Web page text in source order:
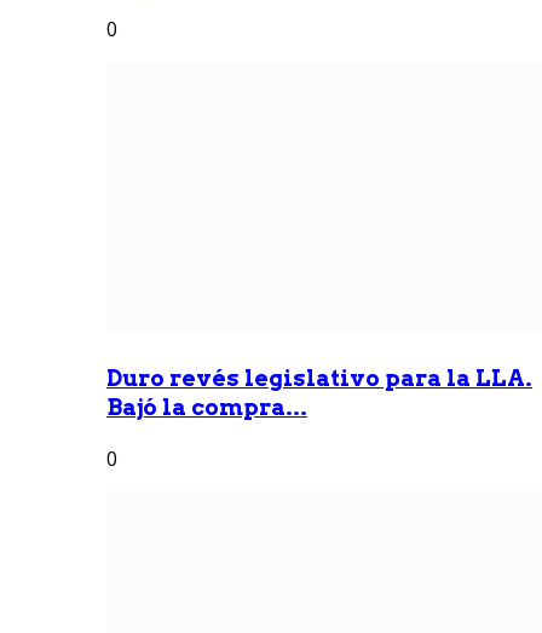
0
Duro revés legislativo para la LLA.
Bajó la compra...
0